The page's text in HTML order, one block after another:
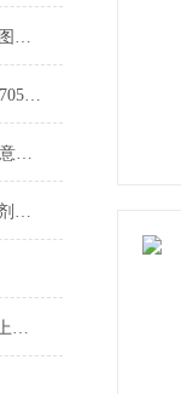
哈纳HI93715-01氨氮试剂实物图及操作方法
哈钠二氧化硅试剂HI70-0和HI705B-0测量原理
便携式电导率测定仪的操作注意要点分析
意大利哈纳HI95761-01总氯试剂测量范围及操作说明
什么叫爆炸下限%LEL、爆炸上限%UEL、爆炸极限？